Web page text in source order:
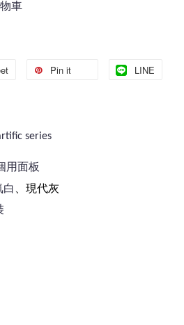
車
Pin it LINE
series
用面板
、現代灰